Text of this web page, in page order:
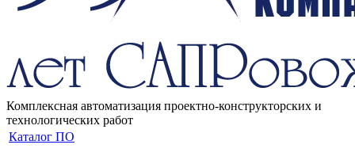
Комплексная автоматизация проектно-конструкторских и
технологических работ
Каталог ПО